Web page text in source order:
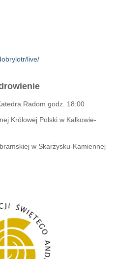
live/
Radom godz. 18:00
Królowej Polski w Kałkowie-
w Skarżysku-Kamiennej